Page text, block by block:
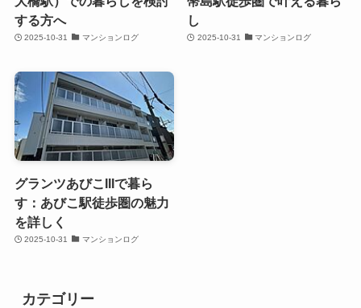
する方へ
2025-10-31 マンションログ
し
2025-10-31 マンションログ
グランツあびこIIIで暮ら
す：あびこ駅徒歩圏の魅力
を詳しく
2025-10-31 マンションログ
カテゴリー